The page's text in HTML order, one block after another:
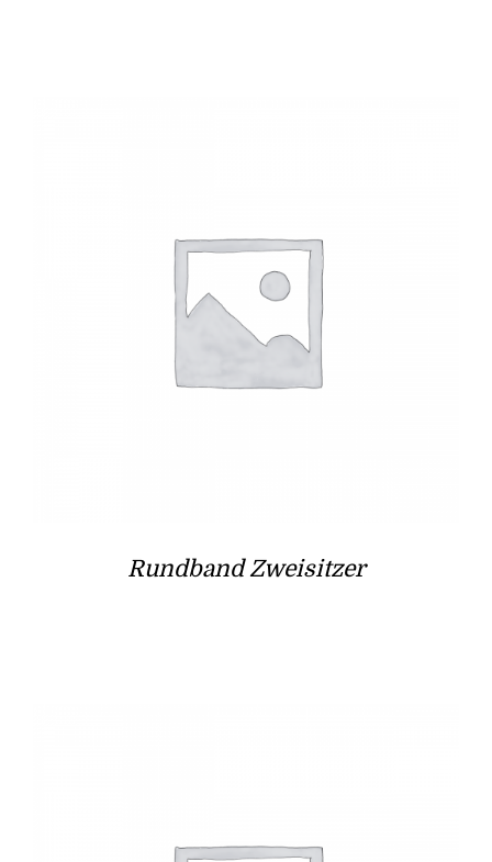
Rundband Zweisitzer